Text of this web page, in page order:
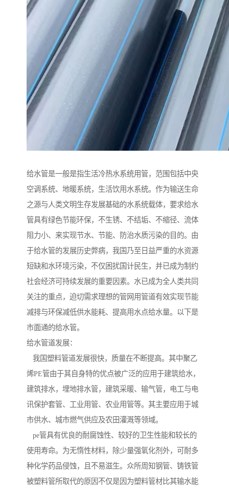
给水管是一般是指生活冷热水系统用管，范围包括中央
空调系统、地暖系统，生活饮用水系统。作为输送生命
之源与人类文明生存发展基础的水系统载体，要求给水
管具有绿色节能环保，不生锈、不结垢、不缩径、流体
阻力小、来实现节水、节能、防治水质污染的目的。由
于给水管的发展历史弊病，我国乃至日益严重的水资源
短缺和水环境污染，不仅困扰国计民生，并已成为制约
社会经济可持续发展的重要因素。水已成为全人类共同
关注的重点，迫切需求理想的管网用管道有效实现节能
减排与环保减低供水能耗、提高用水点给水量。以下是
市面通的给水管。
给水管道发展：
我国塑料管道发展很快，质量在不断提高。其中聚乙
烯PE管由于其自身特的优点被广泛的应用于建筑给水，
建筑排水，埋地排水管，建筑采暖、输气管，电工与电
讯保护套管、工业用管、农业用管等。其主要应用于城
市供水、城市燃气供应及农田灌溉等领域。
pe管具有优良的耐腐蚀性、较好的卫生性能和较长的
使用寿命。为无惰性材料，除少量强氧化剂外，可耐多
种化学药品侵蚀，且不易滋生。众所周知钢管、铸铁管
被塑料管所取代的原因不仅是因为塑料管材比其输水能